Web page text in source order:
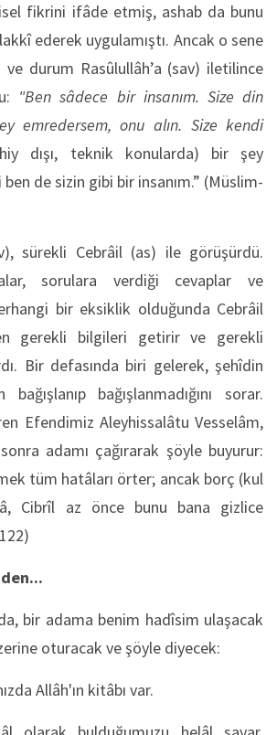
fikrini ifâde etmiş, ashab da bunu
ederek uygulamıştı. Ancak o sene
durum Rasûlullâh’a (sav) iletilince
"Ben sâdece bir insanım. Size din
emredersem, onu alın. Size kendi
dışı, teknik konularda) bir şey
de sizin gibi bir insanım.” (Müslim-
sürekli Cebrâil (as) ile görüşürdü.
sorulara verdiği cevaplar ve
bir eksiklik olduğunda Cebrâil
gerekli bilgileri getirir ve gerekli
Bir defasında biri gelerek, şehîdin
bağışlanıp bağışlanmadığını sorar.
Efendimiz Aleyhissalâtu Vesselâm,
adamı çağırarak şöyle buyurur:
tüm hatâları örter; ancak borç (kul
Cibrîl az önce bunu bana gizlice
bir adama benim hadîsim ulaşacak
oturacak ve şöyle diyecek:
Allâh'ın kitâbı var.